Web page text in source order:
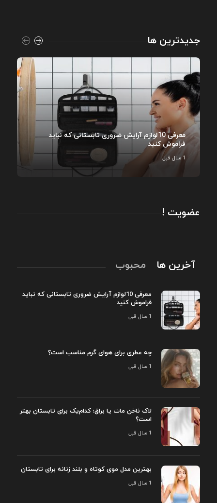
جدیدترین ها
معرفی 10لوازم آرایش ضروری تابستانی که نباید
فراموش کنید
1 سال قبل
عضویت !
آخرین ها محبوب
معرفی 10لوازم آرایش ضروری تابستانی که نباید
فراموش کنید
1 سال قبل
چه عطری برای هوای گرم مناسب است؟
1 سال قبل
لاک ناخن مات یا براق؛ کدام‌یک برای تابستان بهتر
است؟
1 سال قبل
بهترین مدل موی کوتاه و بلند زنانه برای تابستان
1 سال قبل